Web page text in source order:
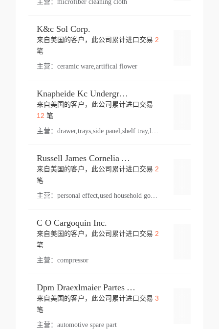
主营： microfiber cleaning cloth
K&c Sol Corp.
来自美国的客户，此公司累计进口交易 2
笔
主营： ceramic ware,artifical flower
Knapheide Kc Underground
来自美国的客户，此公司累计进口交易
12 笔
主营：
Russell James Cornelia Arlington Va
来自美国的客户，此公司累计进口交易 2
笔
主营： personal effect,used household goods
C O Cargoquin Inc.
来自美国的客户，此公司累计进口交易 2
笔
主营： compressor
Dpm Draexlmaier Partes Automotrices Corr Ind Huejotzingo
来自美国的客户，此公司累计进口交易 3
笔
主营： automotive spare part